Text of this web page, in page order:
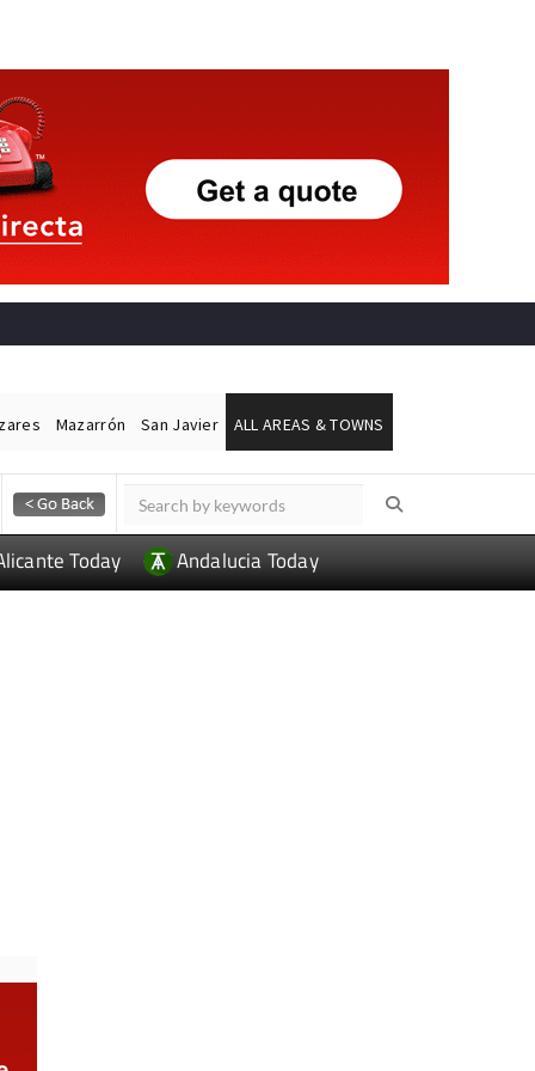
Mazarrón San Javier ALL AREAS & TOWNS
Today Andalucia Today